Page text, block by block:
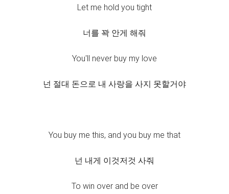
Let me hold you tight
너를 꽉 안게 해줘
You'll never buy my love
넌 절대 돈으로 내 사랑을 사지 못할거야
You buy me this, and you buy me that
넌 내게 이것저것 사줘
To win over and be over